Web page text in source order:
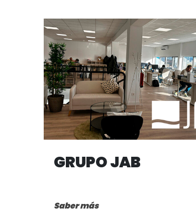
GRUPO JAB
Saber más